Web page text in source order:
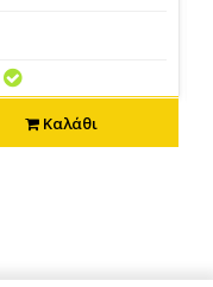
Καλάθι